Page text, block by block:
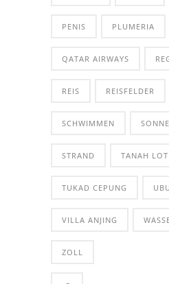
PENIS PLUMERIA
QATAR AIRWAYS
REIS REISFELDER
SCHWIMMEN
STRAND TANAH LOT
TUKAD CEPUNG
VILLA ANJING
ZOLL